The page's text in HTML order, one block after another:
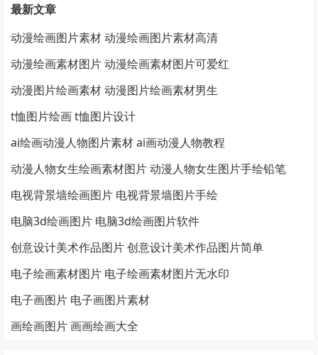
最新文章
动漫绘画图片素材 动漫绘画图片素材高清
动漫绘画素材图片 动漫绘画素材图片可爱红
动漫图片绘画素材 动漫图片绘画素材男生
t恤图片绘画 t恤图片设计
ai绘画动漫人物图片素材 ai画动漫人物教程
动漫人物女生绘画素材图片 动漫人物女生图片手绘铅笔
电视背景墙绘画图片 电视背景墙图片手绘
电脑3d绘画图片 电脑3d绘画图片软件
创意设计美术作品图片 创意设计美术作品图片简单
电子绘画素材图片 电子绘画素材图片无水印
电子画图片 电子画图片素材
画绘画图片 画画绘画大全